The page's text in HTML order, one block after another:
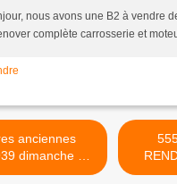
nous avons une B2 à vendre
complète carrosserie et
dimanche 15
à Avignon